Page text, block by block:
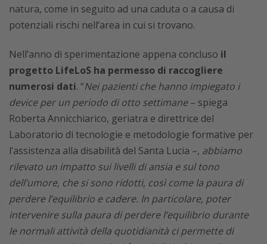
natura, come in seguito ad una caduta o a causa di
potenziali rischi nell’area in cui si trovano.
Nell’anno di sperimentazione appena concluso il
progetto LifeLoS ha permesso di raccogliere
numerosi dati. “Nei pazienti che hanno impiegato i
device per un periodo di otto settimane– spiega
Roberta Annicchiarico, geriatra e direttrice del
Laboratorio di tecnologie e metodologie formative per
l’assistenza alla disabilità del Santa Lucia –, abbiamo
rilevato un impatto sui livelli di ansia e sul tono
dell’umore, che si sono ridotti, così come la paura di
perdere l’equilibrio e cadere. In particolare, poter
intervenire sulla paura di perdere l’equilibrio durante
le normali attività della quotidianità ci permette di